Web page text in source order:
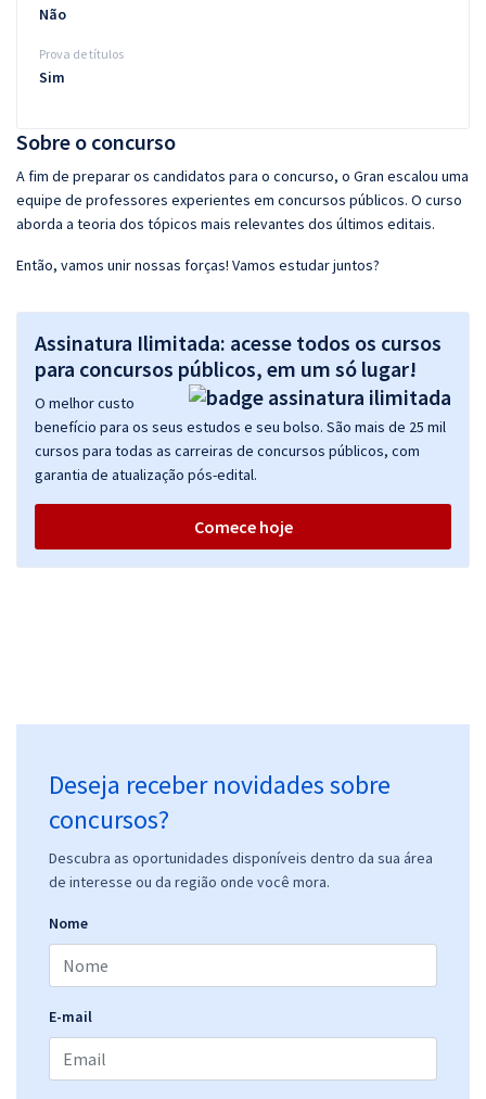
Sobre o concurso
A fim de preparar os candidatos para o concurso, o Gran escalou uma
equipe de professores experientes em concursos públicos. O curso
aborda a teoria dos tópicos mais relevantes dos últimos editais.
Então, vamos unir nossas forças! Vamos estudar juntos?
Assinatura Ilimitada: acesse todos os cursos
para concursos públicos, em um só lugar!
O melhor custo
benefício para os seus estudos e seu bolso. São mais de 25 mil
cursos para todas as carreiras de concursos públicos, com
garantia de atualização pós-edital.
Comece hoje
Deseja receber novidades sobre
concursos?
Descubra as oportunidades disponíveis dentro da sua área
de interesse ou da região onde você mora.
Nome
E-mail
Não
Prova de títulos
Sim